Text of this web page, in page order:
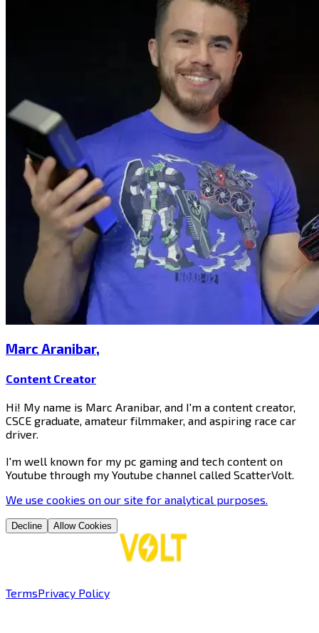
Marc Aranibar​​​​‌ ‍ ​‍​‍‌‍ ‌ ​‍‌‍‍‌‌‍‌ ‌‍‍‌‌‍ ‍​‍​‍​ ‍‍​‍​‍‌ ​ ‌‍​‌‌‍ ‍‌‍‍‌‌ ‌​‌ ‍‌​‍ ‍‌‍‍‌‌‍ ​‍​‍​‍ ​​‍​‍‌‍‍​‌ ​‍‌‍‌‌‌‍‌‍​‍​‍​ ‍‍​‍​‍​‍ ‌‍​‌‌‍‌​‌‍ ‌‌‍‍‌‌‍ ‍​‍ ‌‍‍‌‌‍ ‍‌ ‌​‌‍‌‌‌‍ ‍‌ ‌​​‍ ‌‍‌‌‌‍‌​‌‍‍‌‌ ‌​​‍ ‌‍ ‌‌‍ ‌‍‌​‌‍‌‌​ ‌‌ ​​‌ ​‍‌‍‌‌‌ ​ ‌‍‌‌‌‍ ‍‌ ‌​‌‍​‌‌ ‌​‌‍‍‌‌‍ ‌‍ ‍​ ‍ ‌‍‍‌‌‍‌​​ ‌‌‍‌​​ ‌ ​ ‍​​ ‌​‌‍​‌​ ​ ‌‍‌‍​ ​‍​‍ ‌‌‍​‌​ ‌‌‌‍​ ​ ​​​‍ ‌​ ‌​​ ​‌‌‍​‍​ ​‌​‍ ‌​ ‍‌​ ​​​ ‌‍‌‍​‍​‍ ‌‌‍​ ‌‍‌​‌‍​‍​ ‌‍‌‍​‍​ ‌ ​ ‌‌‌‍‌‍​ ‌ ‌‍​‌​ ​ ​ ‌ ​ ‍ ‌ ‌​‌ ‍‌‌ ​​‌‍‌‌​ ‌‌‍​‌‌ ‌‌‌ ‌​‌‍‍​‌‍ ‌ ​‍​ ‍ ‌ ​​‌‍​‌‌ ‌​‌‍‍​​ ‌‌‍ ‍‌‍​‌‌‍ ‌‌‍‌‌​ ‌‍​‍‌‍​‌‌ ​ ‌‍‌‌‌‌‌‌‌ ​‍‌‍ ​​ ‌​‍‌‌​ ​‍‌​‌‍‌‍​‌‌‍‌​‌‍ ‌‌‍‍‌‌‍ ‍​‍‌‍‌‍‍‌‌‍‌​​ ‌‌‍‌​​ ‌ ​ ‍​​ ‌​‌‍​‌​ ​ ‌‍‌‍​ ​‍​‍ ‌‌‍​‌​ ‌‌‌‍​ ​ ​​​‍ ‌​ ‌​​ ​‌‌‍​‍​ ​‌​‍ ‌​ ‍‌​ ​​​ ‌‍‌‍​‍​‍ ‌‌‍​ ‌‍‌​‌‍​‍​ ‌‍‌‍​‍​ ‌ ​ ‌‌‌‍‌‍​ ‌ ‌‍​‌​ ​ ​ ‌ ​‍‌‍‌ ‌​‌ ‍‌‌ ​​‌‍‌‌​ ‌‌‍​‌‌ ‌‌‌ ‌​‌‍‍​‌‍ ‌ ​‍​‍‌‍‌ ​​‌‍​‌‌ ‌​‌‍‍​​ ‌‌‍ ‍‌‍​‌‌‍ ‌‌‍‌‌​‍‌‍‌ ​​‌‍‌‌‌ ​‍‌ ​ ‌ ​​‌‍‌‌‌‍​ ‌ ‌​‌‍‍‌‌ ‌‍‌‍‌‌​ ‌‌ ​​‌ ‌‌‌‍​‍‌‍ ​‌‍‍‌‌ ​ ‌‍‍​‌‍‌‌‌‍‌​​‍​‍‌ ‌,
Content Creator​​​​‌ ‍ ​‍​‍‌‍ ‌ ​‍‌‍‍‌‌‍‌ ‌‍‍‌‌‍ ‍​‍​‍​ ‍‍​‍​‍‌ ​ ‌‍​‌‌‍ ‍‌‍‍‌‌ ‌​‌ ‍‌​‍ ‍‌‍‍‌‌‍ ​‍​‍​‍ ​​‍​‍‌‍‍​‌ ​‍‌‍‌‌‌‍‌‍​‍​‍​ ‍‍​‍​‍​‍ ‌‍​‌‌‍‌​‌‍ ‌‌‍‍‌‌‍ ‍​‍ ‌‍‍‌‌‍ ‍‌ ‌​‌‍‌‌‌‍ ‍‌ ‌​​‍ ‌‍‌‌‌‍‌​‌‍‍‌‌ ‌​​‍ ‌‍ ‌‌‍ ‌‍‌​‌‍‌‌​ ‌‌ ​​‌ ​‍‌‍‌‌‌ ​ ‌‍‌‌‌‍ ‍‌ ‌​‌‍​‌‌ ‌​‌‍‍‌‌‍ ‌‍ ‍​ ‍ ‌‍‍‌‌‍‌​​ ‌‌‍‌​​ ‌ ​ ‍​​ ‌​‌‍​‌​ ​ ‌‍‌‍​ ​‍​‍ ‌‌‍​‌​ ‌‌‌‍​ ​ ​​​‍ ‌​ ‌​​ ​‌‌‍​‍​ ​‌​‍ ‌​ ‍‌​ ​​​ ‌‍‌‍​‍​‍ ‌‌‍​ ‌‍‌​‌‍​‍​ ‌‍‌‍​‍​ ‌ ​ ‌‌‌‍‌‍​ ‌ ‌‍​‌​ ​ ​ ‌ ​ ‍ ‌ ‌​‌ ‍‌‌ ​​‌‍‌‌​ ‌‌‍​‌‌ ‌‌‌ ‌​‌‍‍​‌‍ ‌ ​‍​ ‍ ‌ ​​‌‍​‌‌ ‌​‌‍‍​​ ‌‌ ‌​‌‍‍‌‌ ‌​‌‍ ​‌‍‌‌​ ‌‍​‍‌‍​‌‌ ​ ‌‍‌‌‌‌‌‌‌ ​‍‌‍ ​​ ‌​‍‌‌​ ​‍‌​‌‍‌‍​‌‌‍‌​‌‍ ‌‌‍‍‌‌‍ ‍​‍‌‍‌‍‍‌‌‍‌​​ ‌‌‍‌​​ ‌ ​ ‍​​ ‌​‌‍​‌​ ​ ‌‍‌‍​ ​‍​‍ ‌‌‍​‌​ ‌‌‌‍​ ​ ​​​‍ ‌​ ‌​​ ​‌‌‍​‍​ ​‌​‍ ‌​ ‍‌​ ​​​ ‌‍‌‍​‍​‍ ‌‌‍​ ‌‍‌​‌‍​‍​ ‌‍‌‍​‍​ ‌ ​ ‌‌‌‍‌‍​ ‌ ‌‍​‌​ ​ ​ ‌ ​‍‌‍‌ ‌​‌ ‍‌‌ ​​‌‍‌‌​ ‌‌‍​‌‌ ‌‌‌ ‌​‌‍‍​‌‍ ‌ ​‍​‍‌‍‌ ​​‌‍​‌‌ ‌​‌‍‍​​ ‌‌ ‌​‌‍‍‌‌ ‌​‌‍ ​‌‍‌‌​‍‌‍‌ ​​‌‍‌‌‌ ​‍‌ ​ ‌ ​​‌‍‌‌‌‍​ ‌ ‌​‌‍‍‌‌ ‌‍‌‍‌‌​ ‌‌ ​​‌ ‌‌‌‍​‍‌‍ ​‌‍‍‌‌ ​ ‌‍‍​‌‍‌‌‌‍‌​​‍​‍‌ ‌
Hi! My name is Marc Aranibar, and I'm a content creator,
CSCE graduate, amateur filmmaker, and aspiring race car
driver.
I'm well known for my pc gaming and tech content on
Youtube through my Youtube channel called ScatterVolt. ​​​​‌ ‍ ​‍​‍‌‍ ‌ ​‍‌‍‍‌‌‍‌ ‌‍‍‌‌‍ ‍​‍​‍​ ‍‍​‍​‍‌ ​ ‌‍​‌‌‍ ‍‌‍‍‌‌ ‌​‌ ‍‌​‍ ‍‌‍‍‌‌‍ ​‍​‍​‍ ​​‍​‍‌‍‍​‌ ​‍‌‍‌‌‌‍‌‍​‍​‍​ ‍‍​‍​‍​‍ ‌‍​‌‌‍‌​‌‍ ‌‌‍‍‌‌‍ ‍​‍ ‌‍‍‌‌‍ ‍‌ ‌​‌‍‌‌‌‍ ‍‌ ‌​​‍ ‌‍‌‌‌‍‌​‌‍‍‌‌ ‌​​‍ ‌‍ ‌‌‍ ‌‍‌​‌‍‌‌​ ‌‌ ​​‌ ​‍‌‍‌‌‌ ​ ‌‍‌‌‌‍ ‍‌ ‌​‌‍​‌‌ ‌​‌‍‍‌‌‍ ‌‍ ‍​ ‍ ‌‍‍‌‌‍‌​​ ‌‌‍‌​​ ‌ ​ ‍​​ ‌​‌‍​‌​ ​ ‌‍‌‍​ ​‍​‍ ‌‌‍​‌​ ‌‌‌‍​ ​ ​​​‍ ‌​ ‌​​ ​‌‌‍​‍​ ​‌​‍ ‌​ ‍‌​ ​​​ ‌‍‌‍​‍​‍ ‌‌‍​ ‌‍‌​‌‍​‍​ ‌‍‌‍​‍​ ‌ ​ ‌‌‌‍‌‍​ ‌ ‌‍​‌​ ​ ​ ‌ ​ ‍ ‌ ‌​‌ ‍‌‌ ​​‌‍‌‌​ ‌‌‍​‌‌ ‌‌‌ ‌​‌‍‍​‌‍ ‌ ​‍​ ‍ ‌ ​​‌‍​‌‌ ‌​‌‍‍​​ ‌‌‍​‍‌‍‍‌‌‍ ​‍‌‌​ ‌‌‌​​‍‌‌ ‌‍‍ ‌‍‌‌‌ ‍‌​‍‌‌​ ​ ‌​‌​​‍‌‌​ ​ ‌​‌​​‍‌‌​ ​‍​ ​‍​ ​ ‌‍‌‍​ ​​​ ​​​ ​​​ ‌‌​ ‍​‌‍​‍​ ‌​​ ​​‌‍​ ​ ​‍​‍‌‌​ ​‍​ ​‍​‍‌‌​ ‌‌‌​‌​​‍ ‍‌‍​ ‌‍‍​‌‍‍‌‌‍ ​‌‍‌​‌ ​‍‌‍‌‌‌‍ ‍​‍‌‌​ ‌‌‌​​‍‌‌ ‌‍‍ ‌‍‌‌‌ ‍‌​‍‌‌​ ​ ‌​‌​​‍‌‌​ ​ ‌​‌​​‍‌‌​ ​‍​ ​‍​ ‌ ​ ​ ​ ‍​​ ‍‌​ ‌‍​ ​​​ ​‍​ ‌‍​ ‌‌‌‍‌‍​ ​​​ ​ ​ ​​​‍‌‌​ ​‍​ ​‍​‍‌‌​ ‌‌‌​‌​​‍ ‍‌ ‌​‌‍‌‌‌ ‍​‌ ‌​​ ‌‍​‍‌‍​‌‌ ​ ‌‍‌‌‌‌‌‌‌ ​‍‌‍ ​​ ‌​‍‌‌​ ​‍‌​‌‍‌‍​‌‌‍‌​‌‍ ‌‌‍‍‌‌‍ ‍​‍‌‍‌‍‍‌‌‍‌​​ ‌‌‍‌​​ ‌ ​ ‍​​ ‌​‌‍​‌​ ​ ‌‍‌‍​ ​‍​‍ ‌‌‍​‌​ ‌‌‌‍​ ​ ​​​‍ ‌​ ‌​​ ​‌‌‍​‍​ ​‌​‍ ‌​ ‍‌​ ​​​ ‌‍‌‍​‍​‍ ‌‌‍​ ‌‍‌​‌‍​‍​ ‌‍‌‍​‍​ ‌ ​ ‌‌‌‍‌‍​ ‌ ‌‍​‌​ ​ ​ ‌ ​‍‌‍‌ ‌​‌ ‍‌‌ ​​‌‍‌‌​ ‌‌‍​‌‌ ‌‌‌ ‌​‌‍‍​‌‍ ‌ ​‍​‍‌‍‌ ​​‌‍​‌‌ ‌​‌‍‍​​ ‌‌‍​‍‌‍‍‌‌‍ ​‍‌‌​ ‌‌‌​​‍‌‌ ‌‍‍ ‌‍‌‌‌ ‍‌​‍‌‌​ ​ ‌​‌​​‍‌‌​ ​ ‌​‌​​‍‌‌​ ​‍​ ​‍​ ​ ‌‍‌‍​ ​​​ ​​​ ​​​ ‌‌​ ‍​‌‍​‍​ ‌​​ ​​‌‍​ ​ ​‍​‍‌‌​ ​‍​ ​‍​‍‌‌​ ‌‌‌​‌​​‍ ‍‌‍​ ‌‍‍​‌‍‍‌‌‍ ​‌‍‌​‌ ​‍‌‍‌‌‌‍ ‍​‍‌‌​ ‌‌‌​​‍‌‌ ‌‍‍ ‌‍‌‌‌ ‍‌​‍‌‌​ ​ ‌​‌​​‍‌‌​ ​ ‌​‌​​‍‌‌​ ​‍​ ​‍​ ‌ ​ ​ ​ ‍​​ ‍‌​ ‌‍​ ​​​ ​‍​ ‌‍​ ‌‌‌‍‌‍​ ​​​ ​ ​ ​​​‍‌‌​ ​‍​ ​‍​‍‌‌​ ‌‌‌​‌​​‍ ‍‌ ‌​‌‍‌‌‌ ‍​‌ ‌​​‍‌‍‌ ​​‌‍‌‌‌ ​‍‌ ​ ‌ ​​‌‍‌‌‌‍​ ‌ ‌​‌‍‍‌‌ ‌‍‌‍‌‌​ ‌‌ ​​‌ ‌‌‌‍​‍‌‍ ​‌‍‍‌‌ ​ ‌‍‍​‌‍‌‌‌‍‌​​‍​‍‌ ‌
We use cookies on our site for analytical purposes.
Decline Allow Cookies
TermsPrivacy Policy